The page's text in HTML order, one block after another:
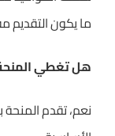
ما يكون التقديم
هل تغطي
نعم، تقدم